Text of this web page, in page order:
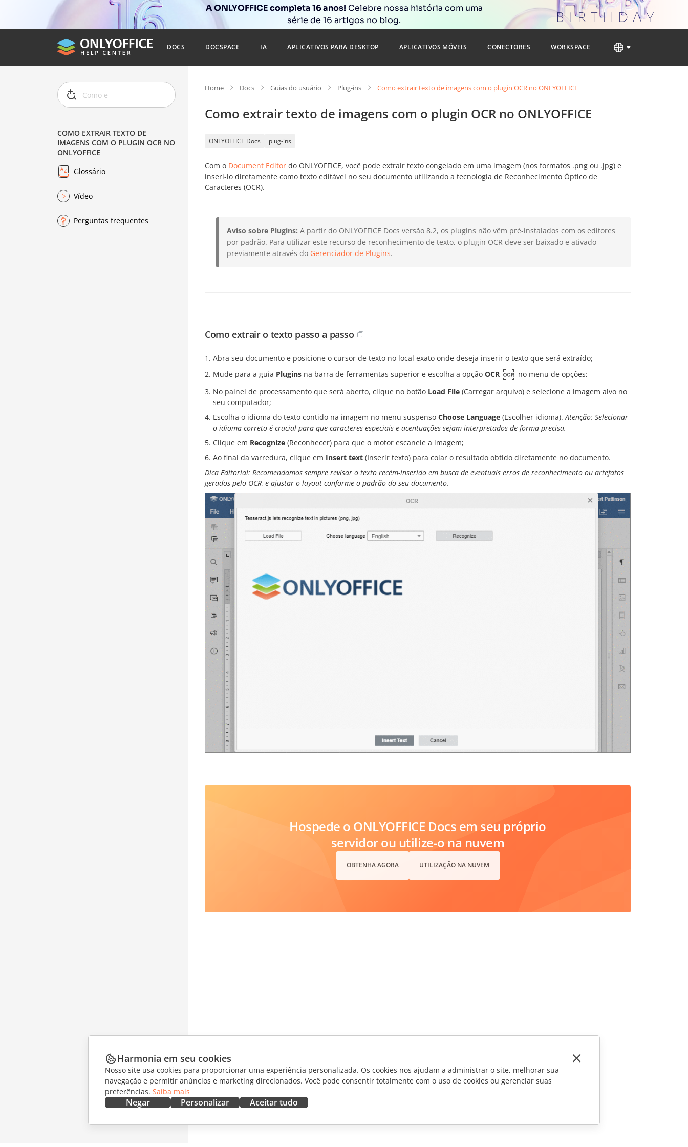
A ONLYOFFICE completa 16 anos! Celebre nossa história com uma
série de 16 artigos no blog.
DOCS DOCSPACE IA APLICATIVOS PARA DESKTOP APLICATIVOS MÓVEIS CONECTORES WORKSPACE
COMO EXTRAIR TEXTO DE
IMAGENS COM O PLUGIN OCR NO
ONLYOFFICE
Glossário
Vídeo
Perguntas frequentes
Home Docs Guias do usuário Plug-ins Como extrair texto de imagens com o plugin OCR no ONLYOFFICE
Como extrair texto de imagens com o plugin OCR no ONLYOFFICE
ONLYOFFICE Docs plug-ins
Com o Document Editor do ONLYOFFICE, você pode extrair texto congelado em uma imagem (nos formatos .png ou .jpg) e
inseri-lo diretamente como texto editável no seu documento utilizando a tecnologia de Reconhecimento Óptico de
Caracteres (OCR).
Aviso sobre Plugins: A partir do ONLYOFFICE Docs versão 8.2, os plugins não vêm pré-instalados com os editores
por padrão. Para utilizar este recurso de reconhecimento de texto, o plugin OCR deve ser baixado e ativado
previamente através do Gerenciador de Plugins.
Como extrair o texto passo a passo
Abra seu documento e posicione o cursor de texto no local exato onde deseja inserir o texto que será extraído;
Mude para a guia Plugins na barra de ferramentas superior e escolha a opção OCR
no menu de opções;
No painel de processamento que será aberto, clique no botão Load File (Carregar arquivo) e selecione a imagem alvo no
seu computador;
Escolha o idioma do texto contido na imagem no menu suspenso Choose Language (Escolher idioma).Atenção: Selecionar
o idioma correto é crucial para que caracteres especiais e acentuações sejam interpretados de forma precisa.
Clique em Recognize (Reconhecer) para que o motor escaneie a imagem;
Ao final da varredura, clique em Insert text (Inserir texto) para colar o resultado obtido diretamente no documento.
Dica Editorial: Recomendamos sempre revisar o texto recém-inserido em busca de eventuais erros de reconhecimento ou artefatos
gerados pelo OCR, e ajustar o layout conforme o padrão do seu documento.
Hospede o ONLYOFFICE Docs em seu próprio
servidor ou utilize-o na nuvem
OBTENHA AGORA UTILIZAÇÃO NA NUVEM
Harmonia em seu cookies
Nosso site usa cookies para proporcionar uma experiência personalizada. Os cookies nos ajudam a administrar o site, melhorar sua
navegação e permitir anúncios e marketing direcionados. Você pode consentir totalmente com o uso de cookies ou gerenciar suas
preferências. Saiba mais
Negar Personalizar Aceitar tudo